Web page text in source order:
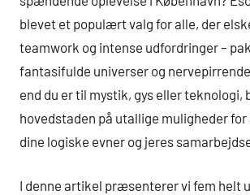
blevet et populært valg for alle, der
teamwork og intense udfordringer –
fantasifulde universer og
end du er til mystik, gys eller teknologi,
hovedstaden på utallige muligheder
dine logiske evner og jeres
I denne artikel præsenterer vi fem helt